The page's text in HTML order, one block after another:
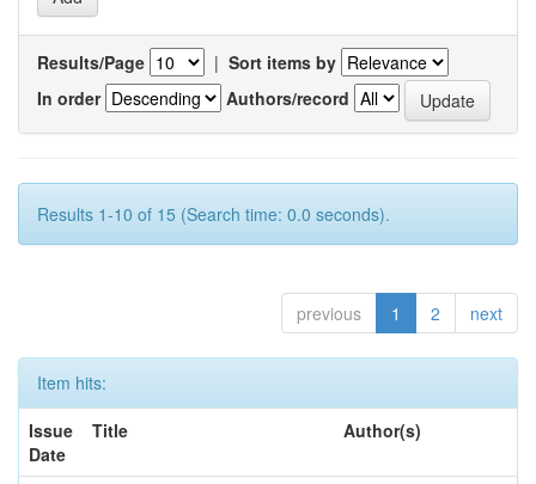
Results/Page | Sort items by
In order
Authors/record
Results 1-10 of 15 (Search time: 0.0 seconds).
previous 1 2 next
Item hits:
Issue
Date
Title Author(s)